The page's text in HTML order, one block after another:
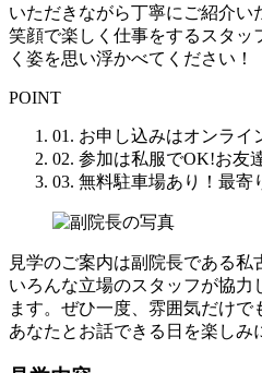
いただきながら丁寧にご紹介い
笑顔で楽しく仕事をするスタッ
く姿を思い浮かべてください！
POINT
01. お申し込みはオンライ
02. 参加は私服でOK!お友
03. 無料駐車場あり！ 最寄
見学のご案内は副院長である私
いろんな立場のスタッフが協力
ます。ぜひ一度、雰囲気だけで
あなたとお話できる日を楽しみ